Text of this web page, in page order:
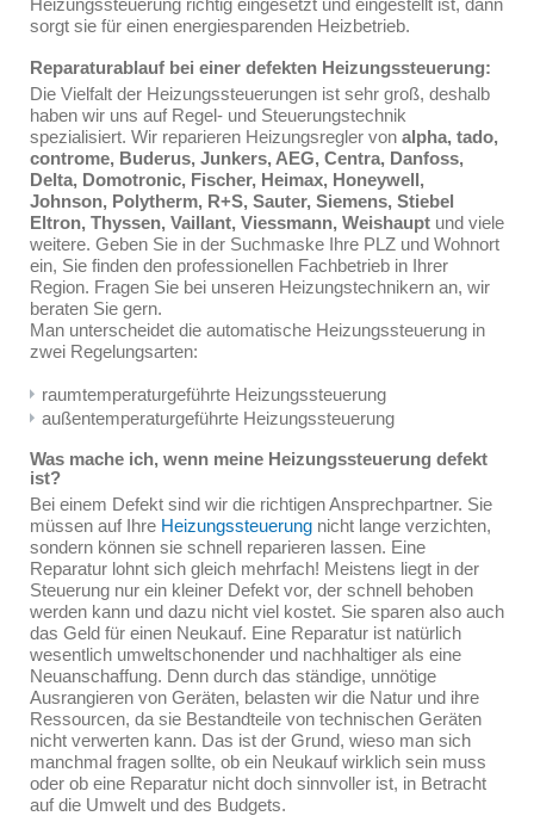
Heizungssteuerung richtig eingesetzt und eingestellt ist, dann
sorgt sie für einen energiesparenden Heizbetrieb.
Reparaturablauf bei einer defekten Heizungssteuerung:
Die Vielfalt der Heizungssteuerungen ist sehr groß, deshalb
haben wir uns auf Regel- und Steuerungstechnik
spezialisiert. Wir reparieren Heizungsregler von alpha, tado,
controme, Buderus, Junkers, AEG, Centra, Danfoss,
Delta, Domotronic, Fischer, Heimax, Honeywell,
Johnson, Polytherm, R+S, Sauter, Siemens, Stiebel
Eltron, Thyssen, Vaillant, Viessmann, Weishaupt und viele
weitere. Geben Sie in der Suchmaske Ihre PLZ und Wohnort
ein, Sie finden den professionellen Fachbetrieb in Ihrer
Region. Fragen Sie bei unseren Heizungstechnikern an, wir
beraten Sie gern.
Man unterscheidet die automatische Heizungssteuerung in
zwei Regelungsarten:
raumtemperaturgeführte Heizungssteuerung
außentemperaturgeführte Heizungssteuerung
Was mache ich, wenn meine Heizungssteuerung defekt
ist?
Bei einem Defekt sind wir die richtigen Ansprechpartner. Sie
müssen auf Ihre Heizungssteuerung nicht lange verzichten,
sondern können sie schnell reparieren lassen. Eine
Reparatur lohnt sich gleich mehrfach! Meistens liegt in der
Steuerung nur ein kleiner Defekt vor, der schnell behoben
werden kann und dazu nicht viel kostet. Sie sparen also auch
das Geld für einen Neukauf. Eine Reparatur ist natürlich
wesentlich umweltschonender und nachhaltiger als eine
Neuanschaffung. Denn durch das ständige, unnötige
Ausrangieren von Geräten, belasten wir die Natur und ihre
Ressourcen, da sie Bestandteile von technischen Geräten
nicht verwerten kann. Das ist der Grund, wieso man sich
manchmal fragen sollte, ob ein Neukauf wirklich sein muss
oder ob eine Reparatur nicht doch sinnvoller ist, in Betracht
auf die Umwelt und des Budgets.